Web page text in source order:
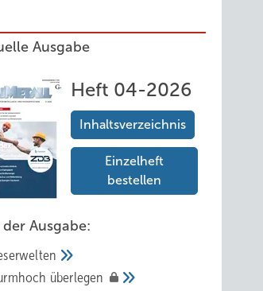
Ausgabe
Heft 04-2026
Inhaltsverzeichnis
Einzelheft
bestellen
der Ausgabe:
mhoch überlegen